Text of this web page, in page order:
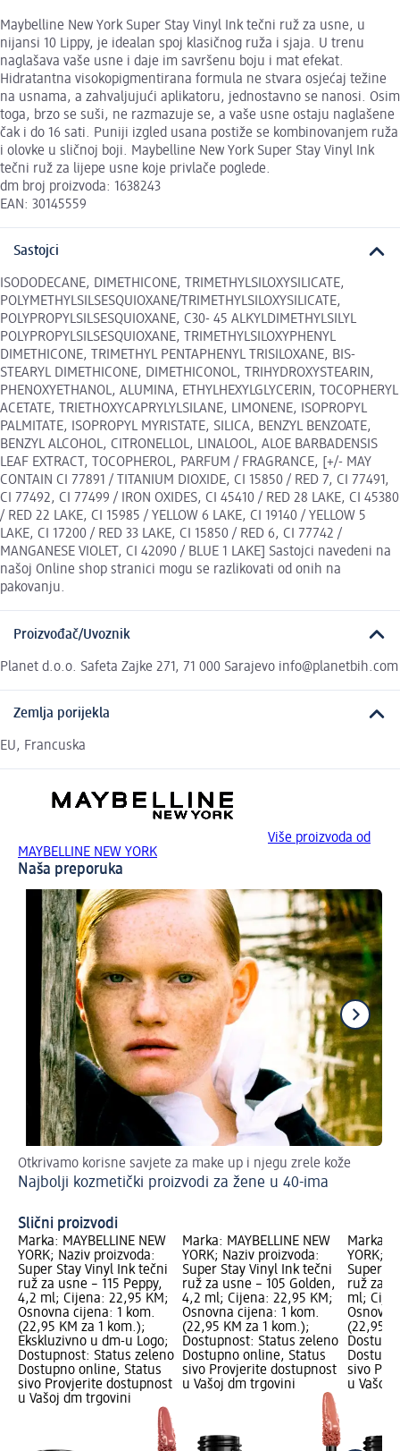
Maybelline New York Super Stay Vinyl Ink tečni ruž za usne, u
nijansi 10 Lippy, je idealan spoj klasičnog ruža i sjaja. U trenu
naglašava vaše usne i daje im savršenu boju i mat efekat.
Hidratantna visokopigmentirana formula ne stvara osjećaj težine
na usnama, a zahvaljujući aplikatoru, jednostavno se nanosi. Osim
toga, brzo se suši, ne razmazuje se, a vaše usne ostaju naglašene
čak i do 16 sati. Puniji izgled usana postiže se kombinovanjem ruža
i olovke u sličnoj boji. Maybelline New York Super Stay Vinyl Ink
tečni ruž za lijepe usne koje privlače poglede.
dm broj proizvoda: 1638243
EAN: 30145559
Sastojci
ISODODECANE, DIMETHICONE, TRIMETHYLSILOXYSILICATE,
POLYMETHYLSILSESQUIOXANE/TRIMETHYLSILOXYSILICATE,
POLYPROPYLSILSESQUIOXANE, C30- 45 ALKYLDIMETHYLSILYL
POLYPROPYLSILSESQUIOXANE, TRIMETHYLSILOXYPHENYL
DIMETHICONE, TRIMETHYL PENTAPHENYL TRISILOXANE, BIS-
STEARYL DIMETHICONE, DIMETHICONOL, TRIHYDROXYSTEARIN,
PHENOXYETHANOL, ALUMINA, ETHYLHEXYLGLYCERIN, TOCOPHERYL
ACETATE, TRIETHOXYCAPRYLYLSILANE, LIMONENE, ISOPROPYL
PALMITATE, ISOPROPYL MYRISTATE, SILICA, BENZYL BENZOATE,
BENZYL ALCOHOL, CITRONELLOL, LINALOOL, ALOE BARBADENSIS
LEAF EXTRACT, TOCOPHEROL, PARFUM / FRAGRANCE, [+/- MAY
CONTAIN CI 77891 / TITANIUM DIOXIDE, CI 15850 / RED 7, CI 77491,
CI 77492, CI 77499 / IRON OXIDES, CI 45410 / RED 28 LAKE, CI 45380
/ RED 22 LAKE, CI 15985 / YELLOW 6 LAKE, CI 19140 / YELLOW 5
LAKE, CI 17200 / RED 33 LAKE, CI 15850 / RED 6, CI 77742 /
MANGANESE VIOLET, CI 42090 / BLUE 1 LAKE] Sastojci navedeni na
našoj Online shop stranici mogu se razlikovati od onih na
pakovanju.
Proizvođač/Uvoznik
Planet d.o.o. Safeta Zajke 271, 71 000 Sarajevo info@planetbih.com
Zemlja porijekla
EU, Francuska
Više proizvoda od
MAYBELLINE NEW YORK
Naša preporuka
Otkrivamo korisne savjete za make up i njegu zrele kože
Najbolji kozmetički proizvodi za žene u 40-ima
Slični proizvodi
Marka: MAYBELLINE NEW
YORK; Naziv proizvoda:
Super Stay Vinyl Ink tečni
ruž za usne – 115 Peppy,
4,2 ml; Cijena: 22,95 KM;
Osnovna cijena: 1 kom.
(22,95 KM za 1 kom.);
Ekskluzivno u dm-u Logo;
Dostupnost: Status zeleno
Dostupno online, Status
sivo Provjerite dostupnost
u Vašoj dm trgovini
Marka: MAYBELLINE NEW
YORK; Naziv proizvoda:
Super Stay Vinyl Ink tečni
ruž za usne – 105 Golden,
4,2 ml; Cijena: 22,95 KM;
Osnovna cijena: 1 kom.
(22,95 KM za 1 kom.);
Dostupnost: Status zeleno
Dostupno online, Status
sivo Provjerite dostupnost
u Vašoj dm trgovini
Marka:
YORK;
Super
ruž za
ml;
(22,95
sivo
u Vašoj